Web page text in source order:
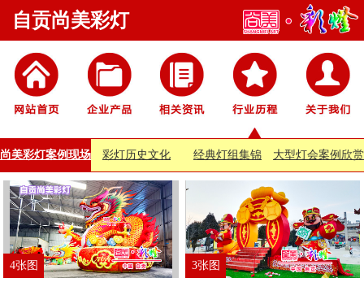
自贡尚美彩灯
尚美彩灯案例现场 彩灯历史文化 经典灯组集锦 大型灯会案例欣赏
4张图
3张图